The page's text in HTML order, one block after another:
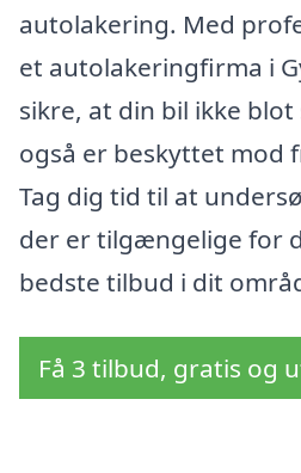
autolakering. Med
et autolakeringfirma i
sikre, at din bil ikke
også er beskyttet mod
Tag dig tid til at
der er tilgængelige for
bedste tilbud i dit
Få 3 tilbud, gratis og